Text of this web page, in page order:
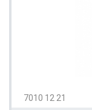
7010 12 21